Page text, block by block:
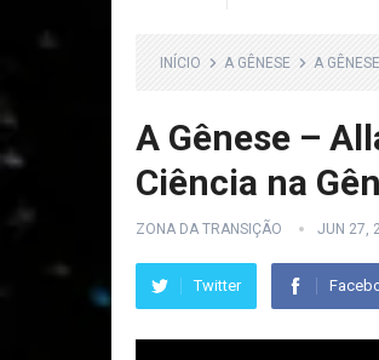
INÍCIO A GÊNESE A
A Gênese –
Ciência na
ZONA DA TRANSIÇÃO JUN 27,
Twitter